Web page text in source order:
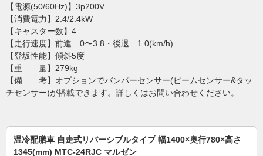
【電源(50/60Hz)】3p200V
【消費電力】2.4/2.4kW
【キャスター数】4
【走行速度】前進 0〜3.8・後退 1.0(km/h)
【登坂性能】傾斜5度
【重 量】279kg
【備 考】オプションでバンパーセンサー(ビームセンサー&タッ
チセンサー)が搭載できます。詳しくはお問い合わせください。
温冷配膳車 自走式リバーシブルタイプ 幅1400×奥行780×高さ
1345(mm) MTC-24RJC マルゼン